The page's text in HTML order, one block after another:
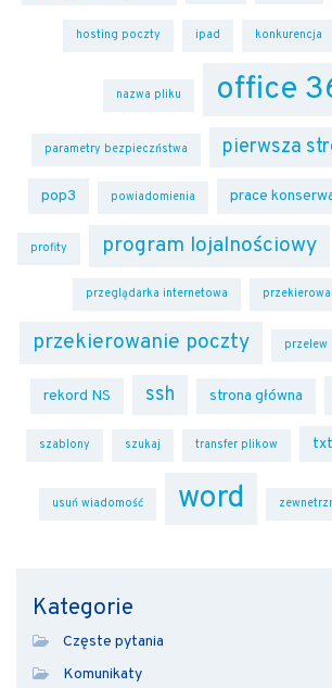
hosting poczty ipad konkurencja
nazwa pliku office
parametry bezpieczństwa pierwsza
pop3 powiadomienia prace
profity program lojalnościowy
przeglądarka internetowa
przekierowanie poczty przelew
rekord NS ssh strona główna
szablony szukaj transfer plikow txt
usuń wiadomość word
Kategorie
Częste pytania
Komunikaty